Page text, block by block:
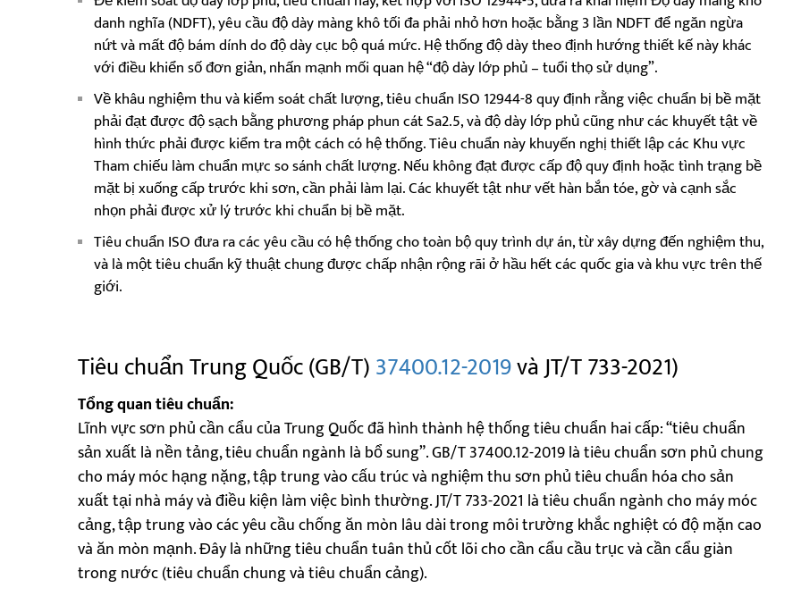
danh nghĩa (NDFT), yêu cầu độ dày màng khô tối đa phải nhỏ hơn hoặc bằng 3 lần NDFT để ngăn ngừa
nứt và mất độ bám dính do độ dày cục bộ quá mức. Hệ thống độ dày theo định hướng thiết kế này khác
với điều khiển số đơn giản, nhấn mạnh mối quan hệ “độ dày lớp phủ – tuổi thọ sử dụng”.
Về khâu nghiệm thu và kiểm soát chất lượng, tiêu chuẩn ISO 12944-8 quy định rằng việc chuẩn bị bề mặt
phải đạt được độ sạch bằng phương pháp phun cát Sa2.5, và độ dày lớp phủ cũng như các khuyết tật về
hình thức phải được kiểm tra một cách có hệ thống. Tiêu chuẩn này khuyến nghị thiết lập các Khu vực
Tham chiếu làm chuẩn mực so sánh chất lượng. Nếu không đạt được cấp độ quy định hoặc tình trạng bề
mặt bị xuống cấp trước khi sơn, cần phải làm lại. Các khuyết tật như vết hàn bắn tóe, gờ và cạnh sắc
nhọn phải được xử lý trước khi chuẩn bị bề mặt.
Tiêu chuẩn ISO đưa ra các yêu cầu có hệ thống cho toàn bộ quy trình dự án, từ xây dựng đến nghiệm thu,
và là một tiêu chuẩn kỹ thuật chung được chấp nhận rộng rãi ở hầu hết các quốc gia và khu vực trên thế
giới.
Tiêu chuẩn Trung Quốc (GB/T)37400.12-2019và JT/T 733-2021)
Tổng quan tiêu chuẩn:
Lĩnh vực sơn phủ cần cẩu của Trung Quốc đã hình thành hệ thống tiêu chuẩn hai cấp: “tiêu chuẩn
sản xuất là nền tảng, tiêu chuẩn ngành là bổ sung”. GB/T 37400.12-2019 là tiêu chuẩn sơn phủ chung
cho máy móc hạng nặng, tập trung vào cấu trúc và nghiệm thu sơn phủ tiêu chuẩn hóa cho sản
xuất tại nhà máy và điều kiện làm việc bình thường. JT/T 733-2021 là tiêu chuẩn ngành cho máy móc
cảng, tập trung vào các yêu cầu chống ăn mòn lâu dài trong môi trường khắc nghiệt có độ mặn cao
và ăn mòn mạnh. Đây là những tiêu chuẩn tuân thủ cốt lõi cho cần cẩu cầu trục và cần cẩu giàn
trong nước (tiêu chuẩn chung và tiêu chuẩn cảng).